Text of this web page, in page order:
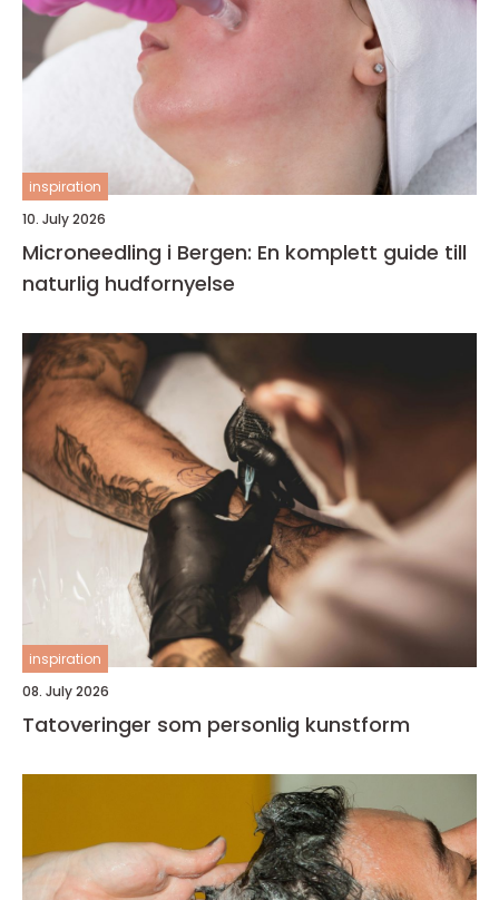
inspiration
10. July 2026
Microneedling i Bergen: En komplett guide till
naturlig hudfornyelse
inspiration
08. July 2026
Tatoveringer som personlig kunstform